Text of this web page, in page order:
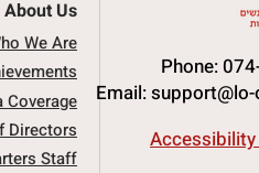
About Us
We Are
Coverage
Directors
Staff
Phone:
Email: